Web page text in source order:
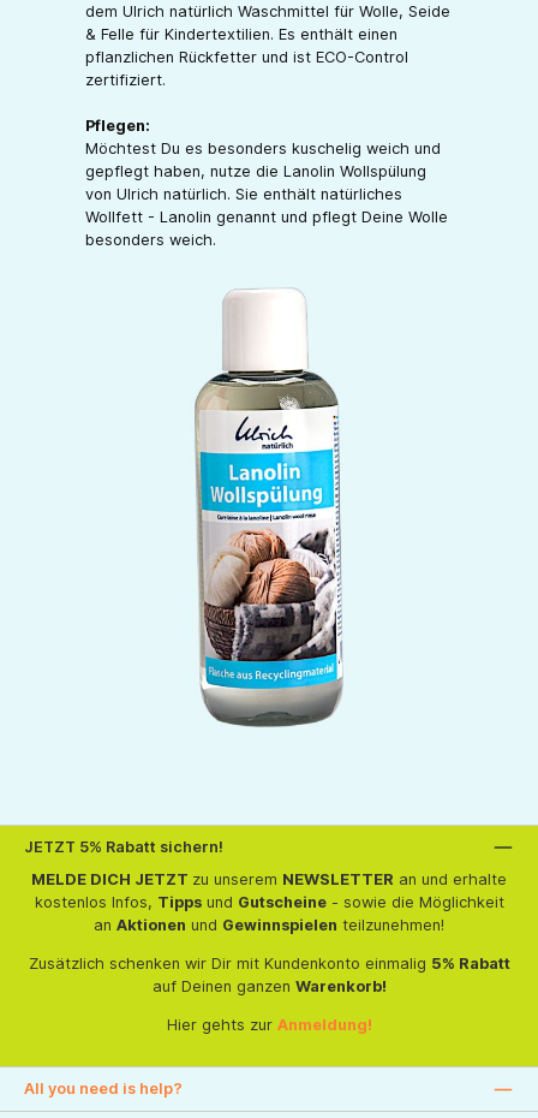
dem Ulrich natürlich Waschmittel für Wolle, Seide
& Felle für Kindertextilien. Es enthält einen
pflanzlichen Rückfetter und ist ECO-Control
zertifiziert.
Pflegen:
Möchtest Du es besonders kuschelig weich und
gepflegt haben, nutze die Lanolin Wollspülung
von Ulrich natürlich. Sie enthält natürliches
Wollfett - Lanolin genannt und pflegt Deine Wolle
besonders weich.
JETZT 5% Rabatt sichern!
MELDE DICH JETZT zu unserem NEWSLETTER an und erhalte
kostenlos Infos, Tippsund Gutscheine- sowie die Möglichkeit
an Aktionen und Gewinnspielen teilzunehmen!
Zusätzlich schenken wir Dir mit Kundenkonto einmalig 5% Rabatt
auf Deinen ganzen Warenkorb!
Hier gehts zur Anmeldung!
All you need is help?